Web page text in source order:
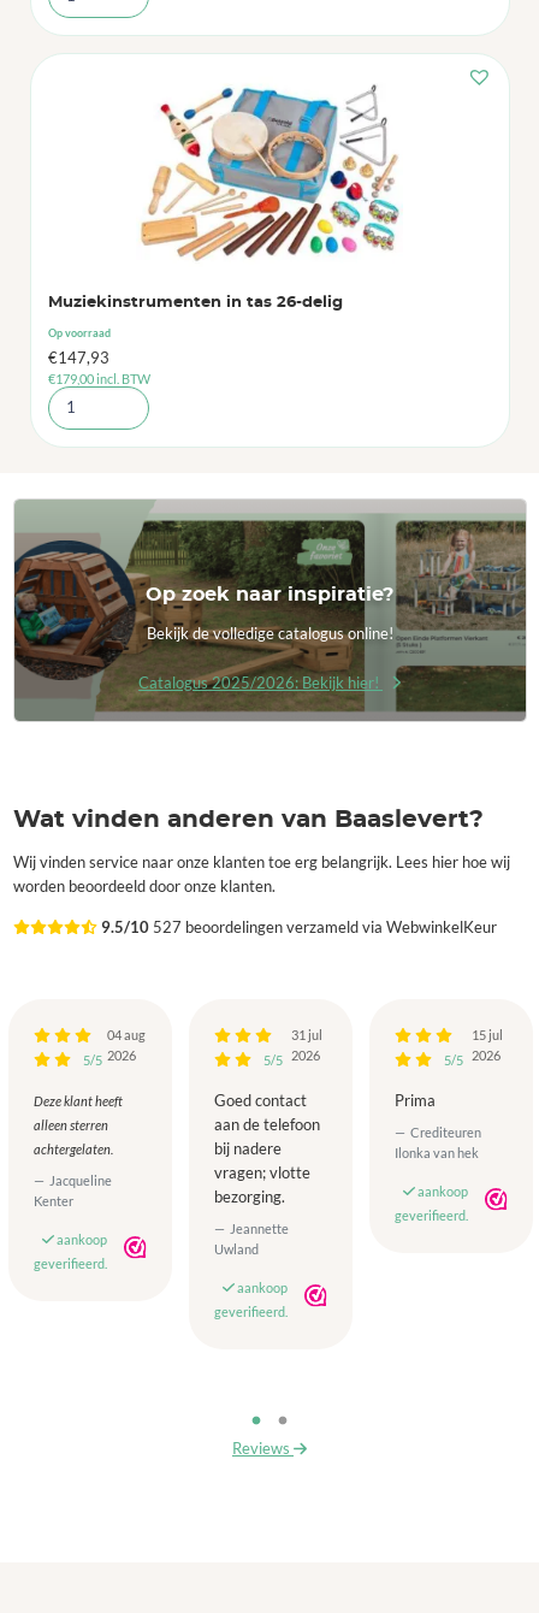
Muziekinstrumenten in tas 26-delig
Op voorraad
€147,93
€179,00incl. BTW
Op zoek naar inspiratie?
Bekijk de volledige catalogus online!
Catalogus 2025/2026: Bekijk hier!
Wat vinden anderen van Baaslevert?
Wij vinden service naar onze klanten toe erg belangrijk. Lees hier hoe wij
worden beoordeeld door onze klanten.
9.5/10 527 beoordelingen verzameld via WebwinkelKeur
5/5
04 aug
2026
Deze klant heeft
alleen sterren
achtergelaten.
Jacqueline
Kenter
aankoop
geverifieerd.
5/5
31 jul
2026
Goed contact
aan de telefoon
bij nadere
vragen; vlotte
bezorging.
Jeannette
Uwland
aankoop
geverifieerd.
5/5
15 jul
2026
Prima
Crediteuren
Ilonka van hek
aankoop
geverifieerd.
Reviews